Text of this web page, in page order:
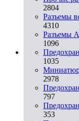
2804
Разъемы
4310
Разъeмы
1096
1035
2978
797
353